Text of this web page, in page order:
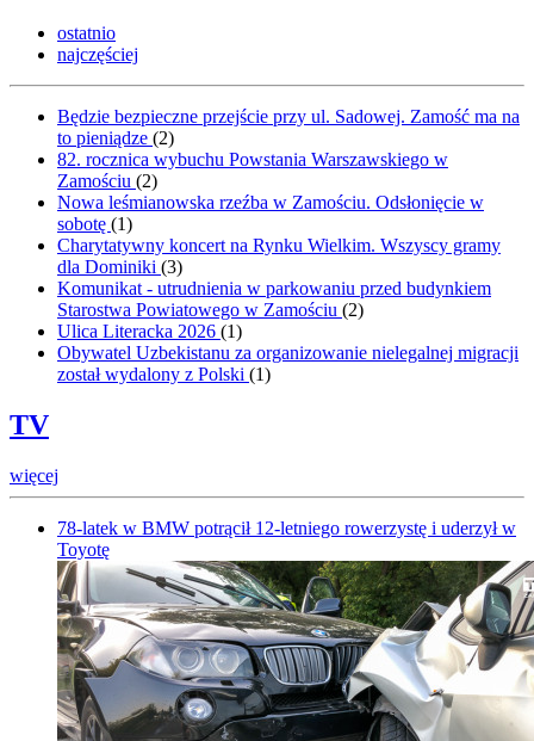
ostatnio
najczęściej
Będzie bezpieczne przejście przy ul. Sadowej. Zamość ma na
to pieniądze (2)
82. rocznica wybuchu Powstania Warszawskiego w
Zamościu (2)
Nowa leśmianowska rzeźba w Zamościu. Odsłonięcie w
sobotę (1)
Charytatywny koncert na Rynku Wielkim. Wszyscy gramy
dla Dominiki (3)
Komunikat - utrudnienia w parkowaniu przed budynkiem
Starostwa Powiatowego w Zamościu (2)
Ulica Literacka 2026 (1)
Obywatel Uzbekistanu za organizowanie nielegalnej migracji
został wydalony z Polski (1)
TV
więcej
78-latek w BMW potrącił 12-letniego rowerzystę i uderzył w
Toyotę